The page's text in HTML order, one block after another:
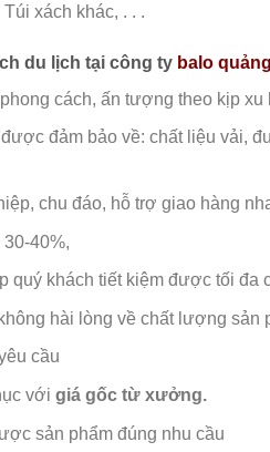
xách khác, . . .
du lịch tại công ty balo
cách, ấn tượng theo kịp
được đảm bảo về: chất liệu vải,
chu đáo, hỗ trợ giao hàng
40%,
quý khách tiết kiệm được tối đa
hài lòng về chất lượng sản
cầu
vớigiá gốc từ xưởng.
sản phẩm đúng nhu cầu